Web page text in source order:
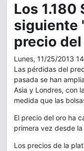
Los 1.180
siguiente
precio del
Lunes, 11/25/2013
Las pérdidas del
pasada se han
Asia y Londres, con
medida que las
El precio del oro ha
primera vez desde
Los precios de la